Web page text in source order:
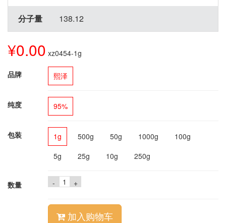
分子量 138.12
¥0.00 xz0454-1g
品牌 熙泽
纯度 95%
包装 1g 500g 50g 1000g
100g
5g
25g 10g 250g
数量 - +
加入购物车